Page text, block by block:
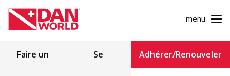
menu
Faire un Se Adhérer/Renouveler